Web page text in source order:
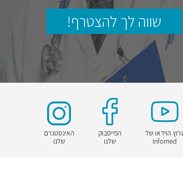
שווה לך להצטרף!
הוידאו של
Infomed
הפייסבוק
שלנו
האינסטגרם
שלנו